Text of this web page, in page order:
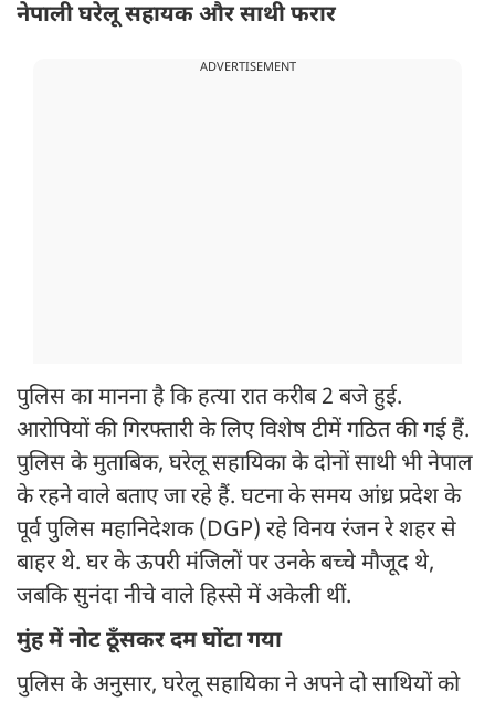
नेपाली घरेलू सहायक और साथी फरार
ADVERTISEMENT
पुलिस का मानना है कि हत्या रात करीब 2 बजे हुई.
आरोपियों की गिरफ्तारी के लिए विशेष टीमें गठित की गई हैं.
पुलिस के मुताबिक, घरेलू सहायिका के दोनों साथी भी नेपाल
के रहने वाले बताए जा रहे हैं. घटना के समय आंध्र प्रदेश के
पूर्व पुलिस महानिदेशक (DGP) रहे विनय रंजन रे शहर से
बाहर थे. घर के ऊपरी मंजिलों पर उनके बच्चे मौजूद थे,
जबकि सुनंदा नीचे वाले हिस्से में अकेली थीं.
मुंह में नोट ठूँसकर दम घोंटा गया
पुलिस के अनुसार, घरेलू सहायिका ने अपने दो साथियों को